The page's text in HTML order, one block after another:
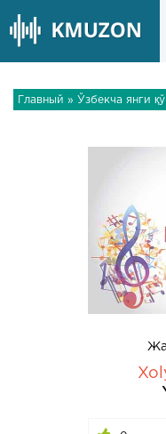
Главный » Ўзбекча янги